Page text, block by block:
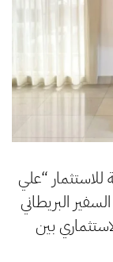
“علي
البريطاني
بين